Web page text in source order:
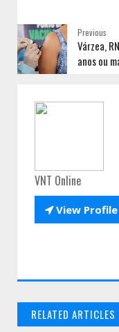
Previous
Várzea,
anos ou
VNT Online
View Profile
RELATED ARTICLES